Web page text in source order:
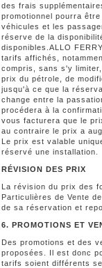
des frais
promotionnel pourra
véhicules et les
réserve de la
disponibles.ALLO
tarifs affichés,
compris, sans s'y
prix du pétrole, de
jusqu'à ce que la
change entre la
procédera à la
vous facturera que le
au contraire le prix a
Le prix est valable
réservé une installation.
RÉVISION DES PRIX
La révision du prix des
Particulières de Vente
de sa réservation et
6. PROMOTIONS ET
Des promotions et des
proposées. Il est donc
tarifs soient différents